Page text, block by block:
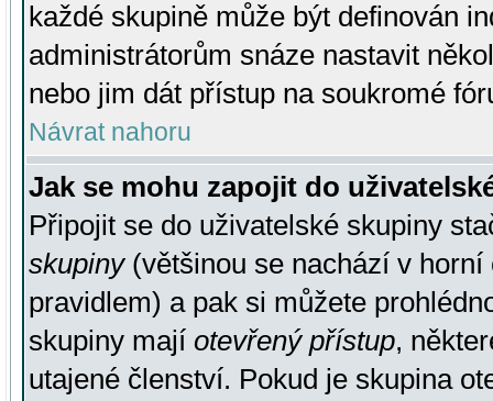
každé skupině může být definován
administrátorům snáze nastavit
nebo jim dát přístup na soukromé
Návrat nahoru
Jak se mohu zapojit do
Připojit se do uživatelské skupiny
skupiny(většinou se nachází v horní
pravidlem) a pak si můžete
skupiny mají otevřený přístup,
utajené členství. Pokud je skupina